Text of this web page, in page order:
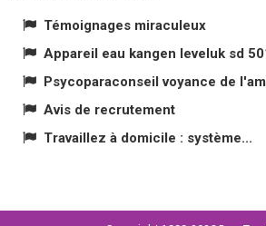
Témoignages miraculeux
Appareil eau kangen leveluk sd
Psycoparaconseil voyance de
Avis de recrutement
Travaillez à domicile : système...